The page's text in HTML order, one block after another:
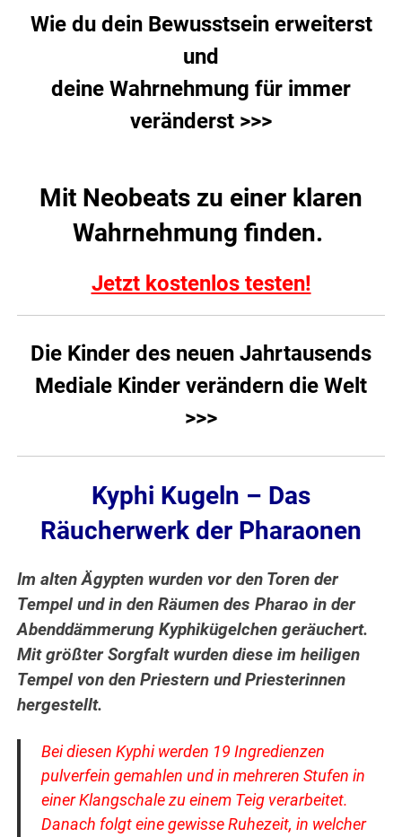
Wie du dein Bewusstsein erweiterst
und
deine Wahrnehmung für immer
veränderst >>>
Mit Neobeats zu einer klaren
Wahrnehmung finden.
Jetzt kostenlos testen!
Die Kinder des neuen Jahrtausends
Mediale Kinder verändern die Welt
>>>
Kyphi Kugeln – Das
Räucherwerk der Pharaonen
Im alten Ägypten wurden vor den Toren der
Tempel und in den Räumen des Pharao in der
Abenddämmerung Kyphikügelchen geräuchert.
Mit größter Sorgfalt wurden diese im heiligen
Tempel von den Priestern und Priesterinnen
hergestellt.
Bei diesen Kyphi werden 19 Ingredienzen
pulverfein gemahlen und in mehreren Stufen in
einer Klangschale zu einem Teig verarbeitet.
Danach folgt eine gewisse Ruhezeit, in welcher